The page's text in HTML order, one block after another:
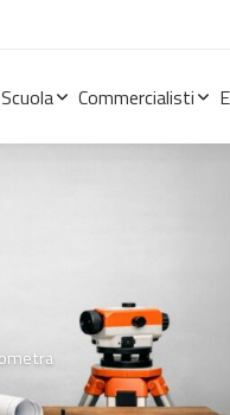
Scuola Commercialisti